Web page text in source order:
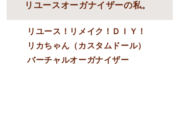
リユースオーガナイザーの私。
リユース！リメイク！ＤＩＹ！
リカちゃん（カスタムドール）
バーチャルオーガナイザー